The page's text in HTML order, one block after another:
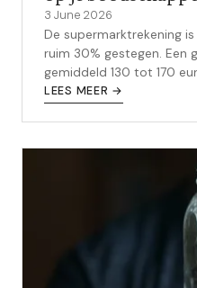
3 June 2026
De supermarktrekening
ruim 30% gestegen. Een
gemiddeld 130 tot 170
boodschappen. Met een
LEES MEER →